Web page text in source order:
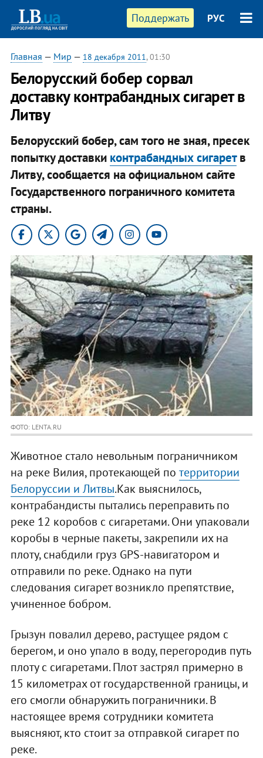
Поддержать РУС
Главная — Мир — 18 декабря 2011, 01:30
Белорусский бобер сорвал
доставку контрабандных сигарет в
Литву
Белорусский бобер, сам того не зная, пресек
попытку доставки контрабандных сигаретв
Литву, сообщается на официальном сайте
Государственного пограничного комитета
страны.
ФОТО: LENTA.RU
Животное стало невольным пограничником
на реке Вилия, протекающей по территории
Белоруссии и Литвы.Как выяснилось,
контрабандисты пытались переправить по
реке 12 коробов с сигаретами. Они упаковали
коробы в черные пакеты, закрепили их на
плоту, снабдили груз GPS-навигатором и
отправили по реке. Однако на пути
следования сигарет возникло препятствие,
учиненное бобром.
Грызун повалил дерево, растущее рядом с
берегом, и оно упало в воду, перегородив путь
плоту с сигаретами. Плот застрял примерно в
15 километрах от государственной границы, и
его смогли обнаружить пограничники. В
настоящее время сотрудники комитета
выясняют, кто стоит за отправкой сигарет по
реке.